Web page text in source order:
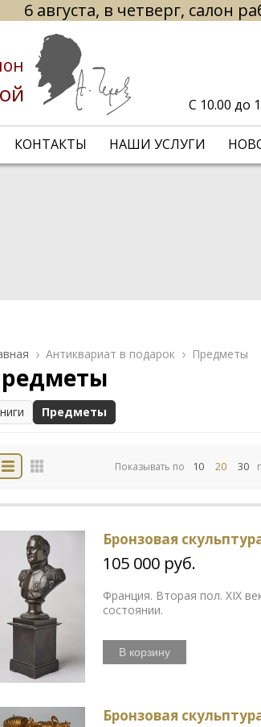
6 августа, в четверг, салон
КОНТАКТЫ НАШИ УСЛУГИ
С 10.00 до
Антиквариат в подарок Предметы
Предметы
Показывать по 10 20 30
Бронзовая
105 000 руб.
Франция. Вторая пол. XIX
состоянии.
В корзину
Бронзовая